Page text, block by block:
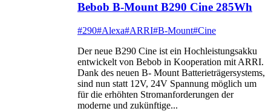
Bebob B-Mount B290 Cine 285Wh
#290#Alexa#ARRI#B-Mount#Cine
Der neue B290 Cine ist ein Hochleistungsakku
entwickelt von Bebob in Kooperation mit ARRI.
Dank des neuen B- Mount Batterieträgersystems,
sind nun statt 12V, 24V Spannung möglich um
für die erhöhten Stromanforderungen der
moderne und zukünftige...